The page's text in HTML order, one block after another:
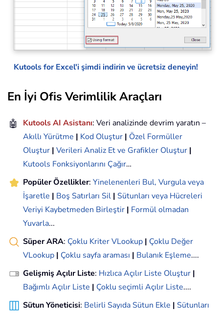
Kutools for Excel'i şimdi indirin ve ücretsiz deneyin!
En İyi Ofis Verimlilik Araçları
🤖 Kutools AI Asistanı: Veri analizinde devrim yaratın –
Akıllı Yürütme | Kod Oluştur | Özel Formüller
Oluştur | Verileri Analiz Et ve Grafikler Oluştur |
Kutools Fonksiyonlarını Çağır…
Popüler Özellikler: Yinelenenleri Bul, Vurgula veya
İşaretle | Boş Satırları Sil | Sütunları veya Hücreleri
Veriyi Kaybetmeden Birleştir | Formül olmadan
Yuvarla...
Süper ARA: Çoklu Kriter VLookup | Çoklu Değer
VLookup | Çoklu sayfa araması | Bulanık Eşleme....
Gelişmiş Açılır Liste: Hızlıca Açılır Liste Oluştur |
Bağımlı Açılır Liste | Çoklu seçimli Açılır Liste....
Sütun Yöneticisi: Belirli Sayıda Sütun Ekle | Sütunları